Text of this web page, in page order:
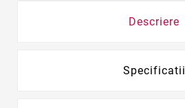
Descriere
Specificatii